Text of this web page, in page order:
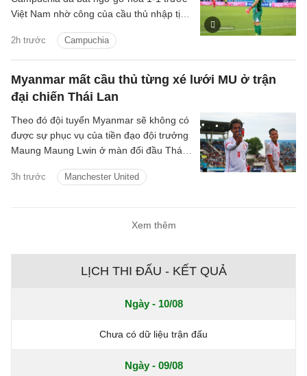
2h trước Campuchia
Việt Nam nhờ công của cầu thủ nhập tịch
Myanmar mất cầu thủ từng xé lưới MU ở trận
đại chiến Thái Lan
3h trước Manchester United
Theo đó đội tuyển Myanmar sẽ không có
được sự phục vụ của tiền đạo đội trưởng
Maung Maung Lwin ở màn đối đầu Thái
Xem thêm
LỊCH THI ĐẤU - KẾT QUẢ
Ngày - 10/08
Chưa có dữ liệu trận đấu
Ngày - 09/08